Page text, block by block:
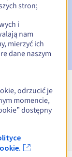
o zawieszeniu
o
stron;
i
nam
mierzyć ich
dane naszym
odrzucić je
momencie,
dostępny